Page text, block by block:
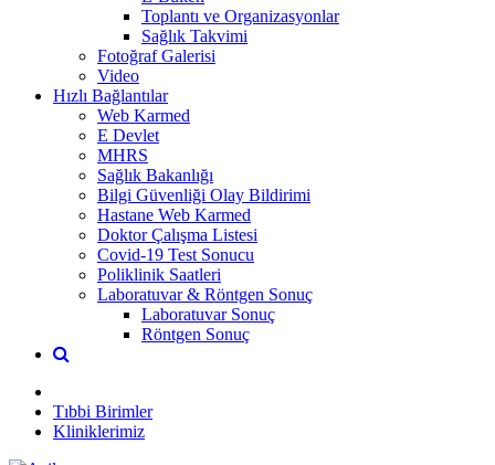
Toplantı ve Organizasyonlar
Sağlık Takvimi
Fotoğraf Galerisi
Video
Hızlı Bağlantılar
Web Karmed
E Devlet
MHRS
Sağlık Bakanlığı
Bilgi Güvenliği Olay Bildirimi
Hastane Web Karmed
Doktor Çalışma Listesi
Covid-19 Test Sonucu
Poliklinik Saatleri
Laboratuvar & Röntgen Sonuç
Laboratuvar Sonuç
Röntgen Sonuç
Tıbbi Birimler
Kliniklerimiz